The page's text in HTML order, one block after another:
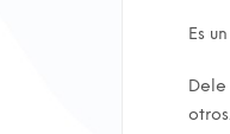
Es
otros.